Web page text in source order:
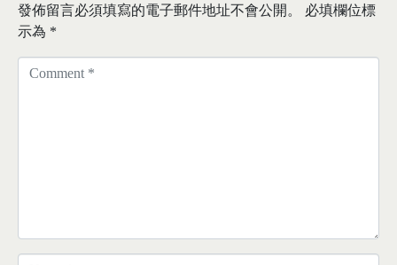
發佈留言必須填寫的電子郵件地址不會公開。
必填欄位標
示為 *